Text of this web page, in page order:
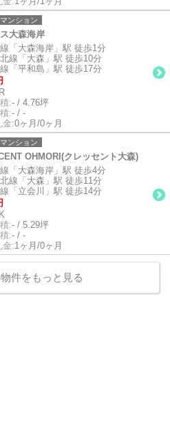
ンション
大森海岸
「大森海岸」駅 徒歩1分
線「大森」駅 徒歩10分
「平和島」駅 徒歩17分
:- / 4.76坪
:- / -
金:0ヶ月/0ヶ月
ンション
OHMORI(クレッセント大森)
「大森海岸」駅 徒歩4分
線「大森」駅 徒歩11分
「立会川」駅 徒歩14分
:- / 5.29坪
:- / -
金:1ヶ月/0ヶ月
件をもっと見る